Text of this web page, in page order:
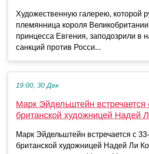
Художественную галерею, которой
племянница короля
принцесса Евгения, заподозрили в
санкций против Росси...
19:00, 30 Дек
Марк Эйдельштейн встречается
британской художницей Надей
Марк Эйдельштейн встречается с
британской художницей Надей Ли